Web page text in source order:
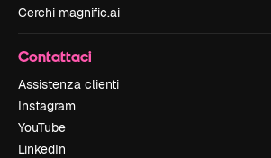
Cerchi magnific.ai
Contattaci
Assistenza clienti
Instagram
YouTube
LinkedIn